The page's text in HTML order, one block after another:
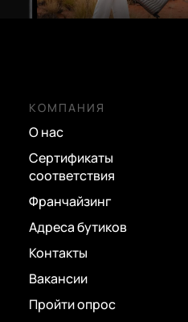
КОМПАНИЯ
О нас
Сертификаты
соответствия
Франчайзинг
Адреса бутиков
Контакты
Вакансии
Пройти опрос